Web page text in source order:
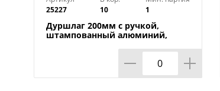
25227
10
1
Дуршлаг 200мм с ручкой,
штампованный алюминий,